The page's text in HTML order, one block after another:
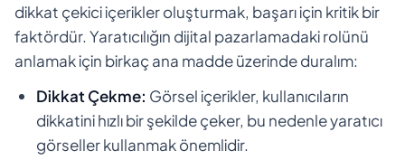
dikkat çekici içerikler oluşturmak, başarı için kritik bir
faktördür. Yaratıcılığın dijital pazarlamadaki rolünü
anlamak için birkaç ana madde üzerinde duralım:
Dikkat Çekme: Görsel içerikler, kullanıcıların
dikkatini hızlı bir şekilde çeker, bu nedenle yaratıcı
görseller kullanmak önemlidir.